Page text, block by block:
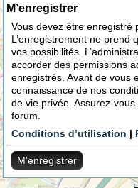
M’enregistrer
Vous devez être enregistré
L’enregistrement ne prend
vos possibilités.
accorder des permissions
enregistrés. Avant de vous
connaissance de nos
de vie privée. Assurez-
forum.
Conditions d’utilisation |
M’enregistrer